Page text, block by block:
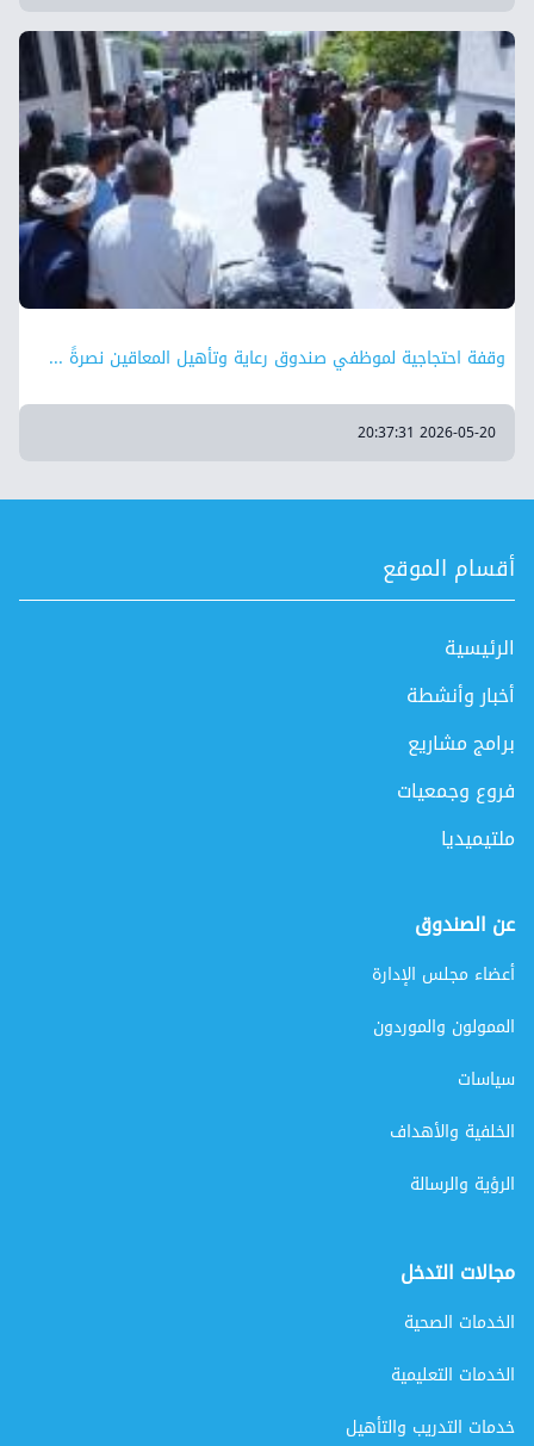
وقفة احتجاجية لموظفي صندوق رعاية وتأهيل المعاقين نصرةً ...
2026-05-20 20:37:31
أقسام الموقع
الرئيسية
أخبار وأنشطة
برامج مشاريع
فروع وجمعيات
ملتيميديا
عن الصندوق
أعضاء مجلس الإدارة
الممولون والموردون
سياسات
الخلفية والأهداف
الرؤية والرسالة
مجالات التدخل
الخدمات الصحية
الخدمات التعليمية
خدمات التدريب والتأهيل